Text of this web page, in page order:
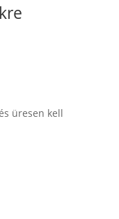
üresen kell